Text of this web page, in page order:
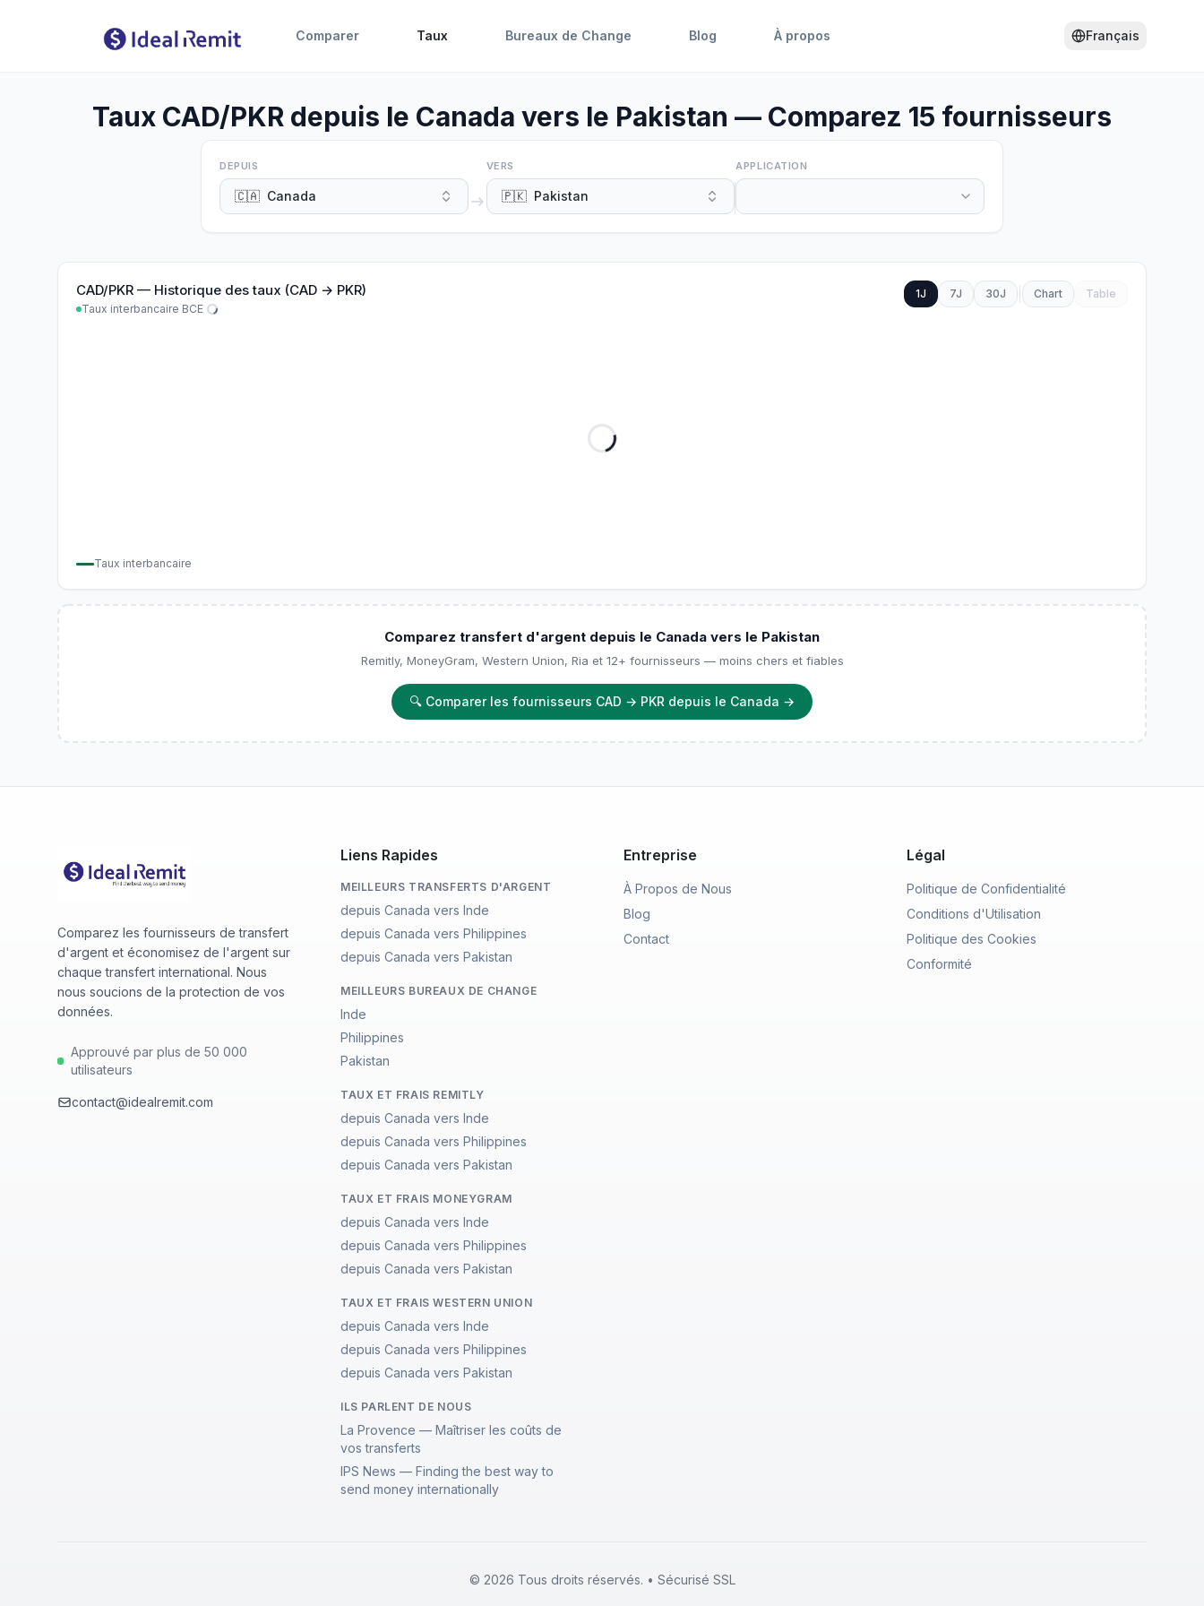
Comparer Taux Bureaux de Change Blog À propos Français
Taux CAD/PKR depuis le Canada vers le Pakistan — Comparez 15 fournisseurs
DEPUIS
🇨🇦 Canada
VERS
🇵🇰 Pakistan
APPLICATION
CAD/PKR — Historique des taux (CAD → PKR)
Taux interbancaire BCE
1J 7J 30J Chart Table
Taux interbancaire
Comparez transfert d'argent depuis le Canada vers le Pakistan
Remitly, MoneyGram, Western Union, Ria et 12+ fournisseurs — moins chers et fiables
🔍 Comparer les fournisseurs CAD → PKR depuis le Canada →
Comparez les fournisseurs de transfert
d'argent et économisez de l'argent sur
chaque transfert international. Nous
nous soucions de la protection de vos
données.
Approuvé par plus de 50 000
utilisateurs
contact@idealremit.com
Liens Rapides
MEILLEURS TRANSFERTS D'ARGENT
depuis Canada vers Inde
depuis Canada vers Philippines
depuis Canada vers Pakistan
MEILLEURS BUREAUX DE CHANGE
Inde
Philippines
Pakistan
TAUX ET FRAIS REMITLY
depuis Canada vers Inde
depuis Canada vers Philippines
depuis Canada vers Pakistan
TAUX ET FRAIS MONEYGRAM
depuis Canada vers Inde
depuis Canada vers Philippines
depuis Canada vers Pakistan
TAUX ET FRAIS WESTERN UNION
depuis Canada vers Inde
depuis Canada vers Philippines
depuis Canada vers Pakistan
ILS PARLENT DE NOUS
La Provence — Maîtriser les coûts de
vos transferts
IPS News — Finding the best way to
send money internationally
Entreprise
À Propos de Nous
Blog
Contact
Légal
Politique de Confidentialité
Conditions d'Utilisation
Politique des Cookies
Conformité
© 2026 Tous droits réservés. • Sécurisé SSL